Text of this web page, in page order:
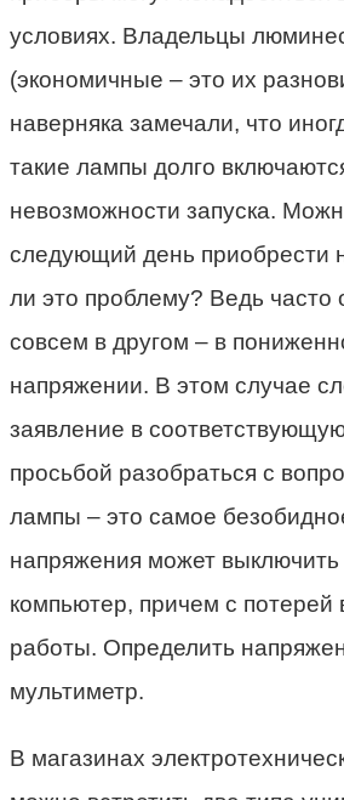
условиях. Владельцы
(экономичные – это их
наверняка замечали, что
такие лампы долго
невозможности запуска.
следующий день приобрести
ли это проблему? Ведь часто
совсем в другом – в
напряжении. В этом случае
заявление в
просьбой разобраться с
лампы – это самое
напряжения может
компьютер, причем с потерей
работы. Определить
мультиметр.
В магазинах